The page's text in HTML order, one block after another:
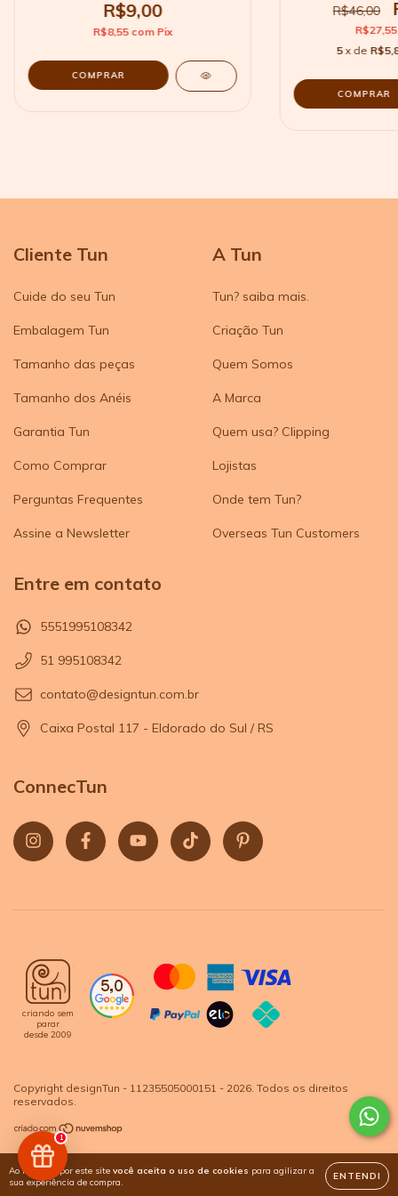
Ao navegar por este site você aceita o uso de cookies para agilizar a
sua experiência de compra.
ENTENDI
R$9,00
R$8,55 com Pix
COMPRAR
R$46,00
5 x de
Cliente Tun
Cuide do seu Tun
Embalagem Tun
Tamanho das peças
Tamanho dos Anéis
Garantia Tun
Como Comprar
Perguntas Frequentes
Assine a Newsletter
A Tun
Tun? saiba mais.
Criação Tun
Quem Somos
A Marca
Quem usa? Clipping
Lojistas
Onde tem Tun?
Overseas Tun Customers
Entre em contato
5551995108342
51 995108342
contato@designtun.com.br
Caixa Postal 117 - Eldorado do Sul / RS
ConnecTun
criando sem
parar
desde 2009
Copyright designTun - 11235505000151 - 2026. Todos os direitos
reservados.
1